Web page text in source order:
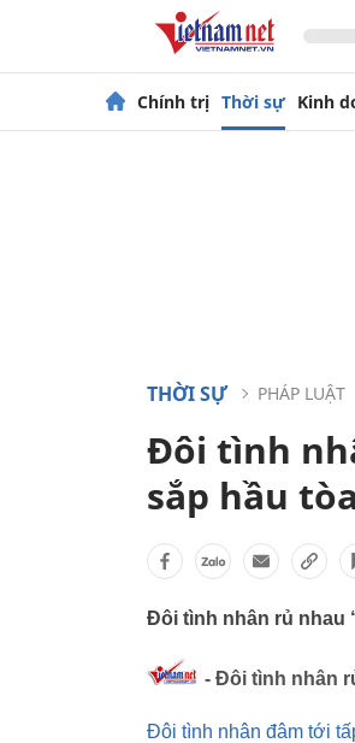
Chính trị Thời sự Kinh
THỜI SỰ PHÁP LUẬT
Đôi tình
sắp hầu tòa
Đôi tình nhân rủ nhau
- Đôi tình nhân
Đôi tình nhân đâm tới